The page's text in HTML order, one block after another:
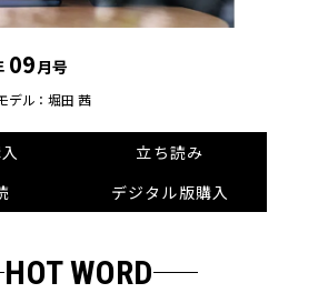
09月号
デル：堀田 茜
立ち読み
デジタル版購入
HOT WORD